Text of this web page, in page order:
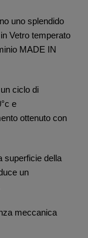
uno splendido
Vetro temperato
MADE IN
ciclo di
e
ottenuto con
superficie della
un
meccanica